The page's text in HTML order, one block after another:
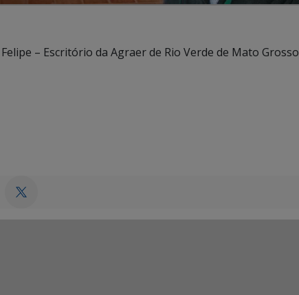
– Escritório da Agraer de Rio Verde de Mato Grosso